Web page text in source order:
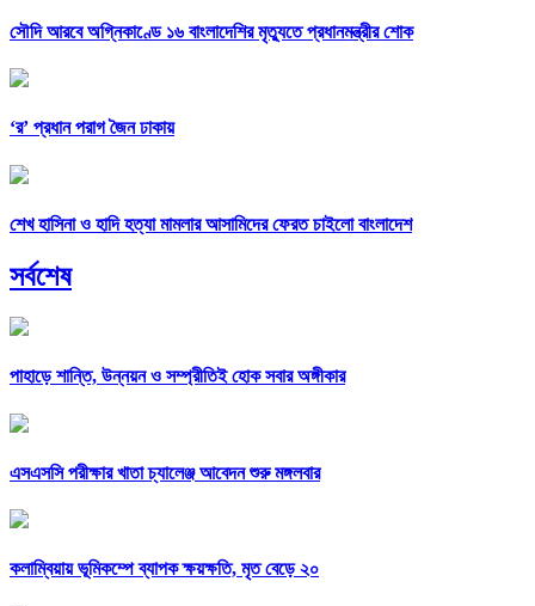
সৌদি আরবে অগ্নিকাণ্ডে ১৬ বাংলাদেশির মৃত্যুতে প্রধানমন্ত্রীর শোক
‘র’ প্রধান পরাগ জৈন ঢাকায়
শেখ হাসিনা ও হাদি হত্যা মামলার আসামিদের ফেরত চাইলো বাংলাদেশ
সর্বশেষ
পাহাড়ে শান্তি, উন্নয়ন ও সম্প্রীতিই হোক সবার অঙ্গীকার
এসএসসি পরীক্ষার খাতা চ্যালেঞ্জ আবেদন শুরু মঙ্গলবার
কলাম্বিয়ায় ভূমিকম্পে ব্যাপক ক্ষয়ক্ষতি, মৃত বেড়ে ২০